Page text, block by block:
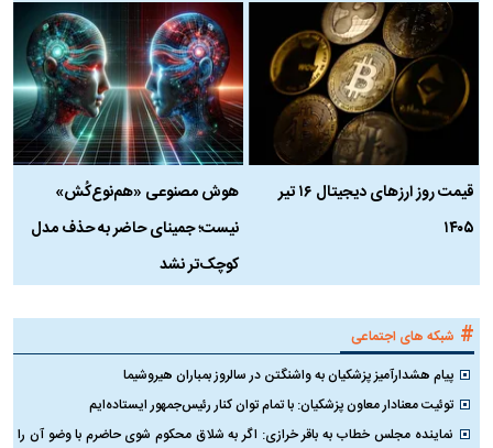
قیمت روز ارز‌های دیجیتال ۱۶ تیر
۱۴۰۵
هوش مصنوعی «هم‌نوع‌کُش»
نیست؛ جمینای حاضر به حذف مدل
کوچک‌تر نشد
# شبکه های اجتماعی
پیام هشدارآمیز پزشکیان به واشنگتن در سالروز بمباران هیروشیما
توئیت معنادار معاون پزشکیان: با تمام توان کنار رئیس‌جمهور ایستاده‌ایم
نماینده مجلس خطاب به باقر خرازی: اگر به شلاق محکوم شوی حاضرم با وضو آن را